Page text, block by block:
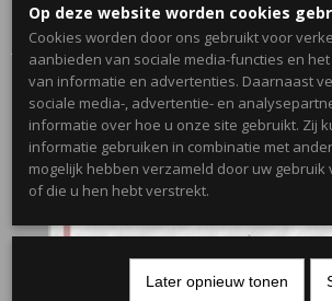
Home >Geschenken >Parking Signs>
Metaal Large
Op deze website worden cookies
Cookies worden door ons gebruikt voor
aanbieden van sociale media-functies en
van informatie en advertenties. Daarnaast
sociale media-, advertentie- en
informatie over hoe u onze site gebruikt. Zij
informatie gebruiken in combinatie met
mogelijk hebben verzameld door uw gebruik
of die u hen hebt verstrekt.
Later opnieuw tonen